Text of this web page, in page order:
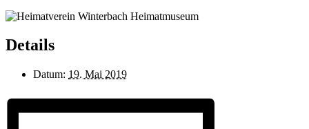
Details
Datum: 19. Mai 2019